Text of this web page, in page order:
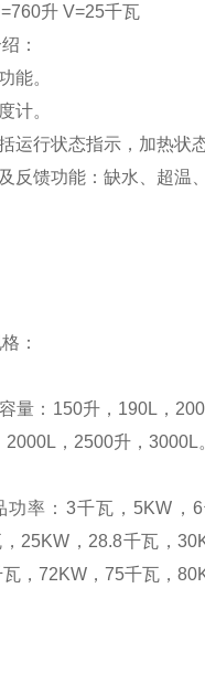
升 V=25千瓦
：
能。
计。
运行状态指示，加热状
反馈功能：缺水、超温
：
量： 150升， 190L ， 200
2000L ， 2500升 ， 3000L
率： 3千瓦， 5KW ， 6
25KW ， 28.8千瓦，
， 72KW ， 75千瓦，